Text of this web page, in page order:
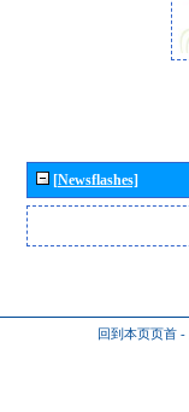
[Newsflashes]
回到本页页首 -